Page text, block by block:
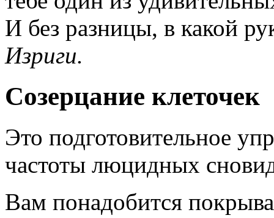
И без разницы, в какой
Изриги.
Созерцание клеточек
Это подготовительное
частоты люцидных
Вам понадобится